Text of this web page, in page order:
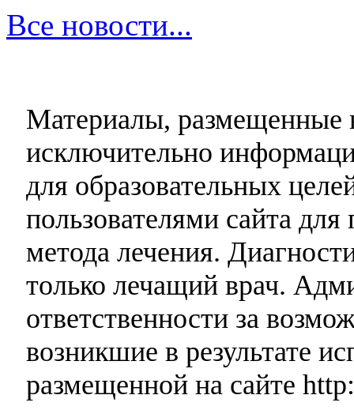
Все новости...
Материалы, размещенные
исключительно
для образовательных
пользователями сайта
метода лечения.
только лечащий врач.
ответственности за
возникшие в результате
размещенной на сайте